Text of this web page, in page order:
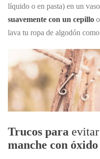
líquido o en pasta) en un
suavemente con un cepillo
lava tu ropa de algodón
Trucos para evitar
manche con óxido